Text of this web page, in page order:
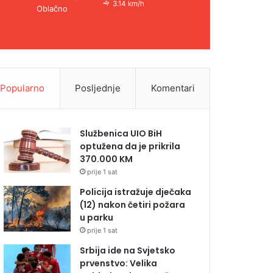
Oblačno
3.14 km/h
Popularno Posljednje Komentari
Službenica UIO BiH
optužena da je prikrila
370.000 KM
prije 1 sat
Policija istražuje dječaka
(12) nakon četiri požara
u parku
prije 1 sat
Srbija ide na Svjetsko
prvenstvo: Velika